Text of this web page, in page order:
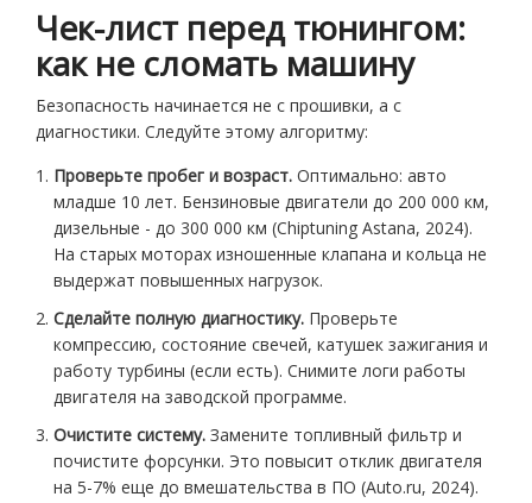
Чек-лист перед тюнингом:
как не сломать машину
Безопасность начинается не с прошивки, а с
диагностики. Следуйте этому алгоритму:
Проверьте пробег и возраст. Оптимально: авто
младше 10 лет. Бензиновые двигатели до 200 000 км,
дизельные - до 300 000 км (Chiptuning Astana, 2024).
На старых моторах изношенные клапана и кольца не
выдержат повышенных нагрузок.
Сделайте полную диагностику. Проверьте
компрессию, состояние свечей, катушек зажигания и
работу турбины (если есть). Снимите логи работы
двигателя на заводской программе.
Очистите систему. Замените топливный фильтр и
почистите форсунки. Это повысит отклик двигателя
на 5-7% еще до вмешательства в ПО (Auto.ru, 2024).